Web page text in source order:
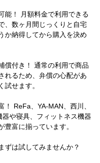
能！ 月額料金で利用できる
、数ヶ月間じっくりと自宅
か納得してから購入を決め
償付き！ 通常の利用で商品
れるため、弁償の心配があ
試せます。
！ ReFa、YA-MAN、西川、
や寝具、フィットネス機器
富に揃っています。
ずは試してみませんか？